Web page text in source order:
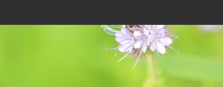
Contact Us